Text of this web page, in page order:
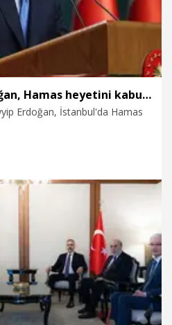
Cumhurbaşkanı Erdoğan, Hamas heyetini kabul etti
Erdoğan, İstanbul'da Hamas